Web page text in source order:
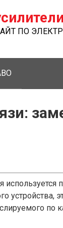
ПО
используется
устройства,
по